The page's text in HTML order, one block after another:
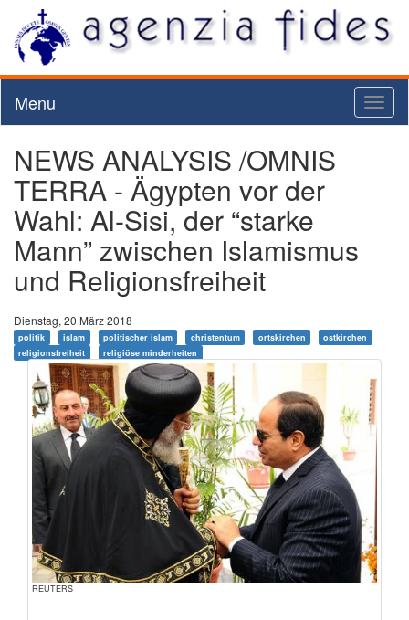
Menu
NEWS ANALYSIS /OMNIS
TERRA - Ägypten vor der
Wahl: Al-Sisi, der “starke
Mann” zwischen Islamismus
und Religionsfreiheit
Dienstag, 20 März 2018
politik islam politischer islam christentum ortskirchen
ostkirchen
religionsfreiheit
religiöse minderheiten
REUTERS